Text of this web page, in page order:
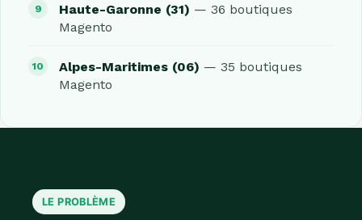
Haute-Garonne (31) — 36 boutiques
Magento
Alpes-Maritimes (06) — 35 boutiques
Magento
LE PROBLÈME